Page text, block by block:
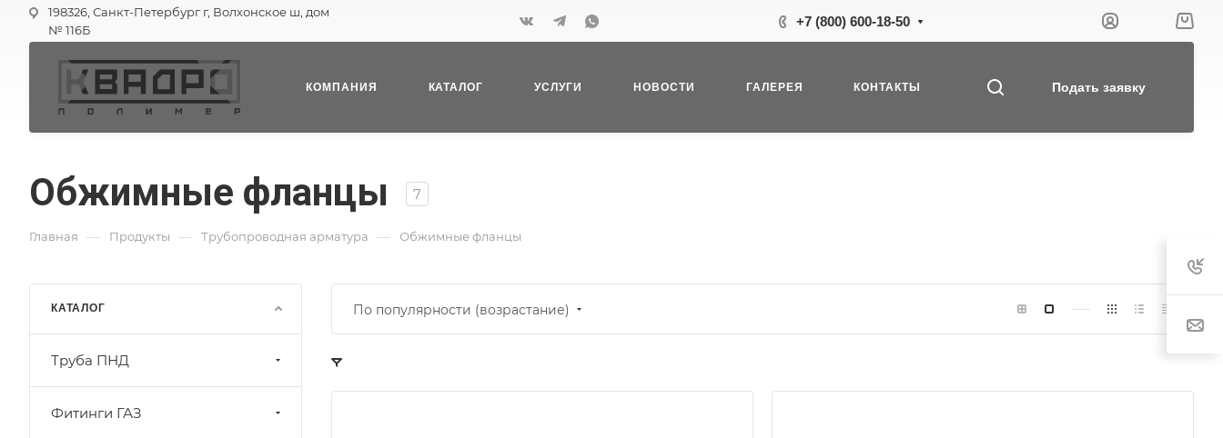
198326, Санкт-Петербург г, Волхонское ш, дом
№ 116Б
+7 (800) 600-18-50
КОМПАНИЯ КАТАЛОГ УСЛУГИ НОВОСТИ ГАЛЕРЕЯ КОНТАКТЫ Подать заявку
Обжимные фланцы 7
Главная — Продукты — Трубопроводная арматура — Обжимные фланцы
По популярности (возрастание)
КАТАЛОГ
Труба ПНД
Фитинги ГАЗ